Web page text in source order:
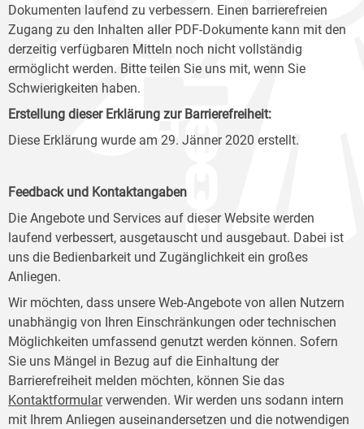
Dokumenten laufend zu verbessern. Einen barrierefreien
Zugang zu den Inhalten aller PDF-Dokumente kann mit den
derzeitig verfügbaren Mitteln noch nicht vollständig
ermöglicht werden. Bitte teilen Sie uns mit, wenn Sie
Schwierigkeiten haben.
Erstellung dieser Erklärung zur Barrierefreiheit:
Diese Erklärung wurde am 29. Jänner 2020 erstellt.
Feedback und Kontaktangaben
Die Angebote und Services auf dieser Website werden
laufend verbessert, ausgetauscht und ausgebaut. Dabei ist
uns die Bedienbarkeit und Zugänglichkeit ein großes
Anliegen.
Wir möchten, dass unsere Web-Angebote von allen Nutzern
unabhängig von Ihren Einschränkungen oder technischen
Möglichkeiten umfassend genutzt werden können. Sofern
Sie uns Mängel in Bezug auf die Einhaltung der
Barrierefreiheit melden möchten, können Sie das
Kontaktformularverwenden. Wir werden uns sodann intern
mit Ihrem Anliegen auseinandersetzen und die notwendigen